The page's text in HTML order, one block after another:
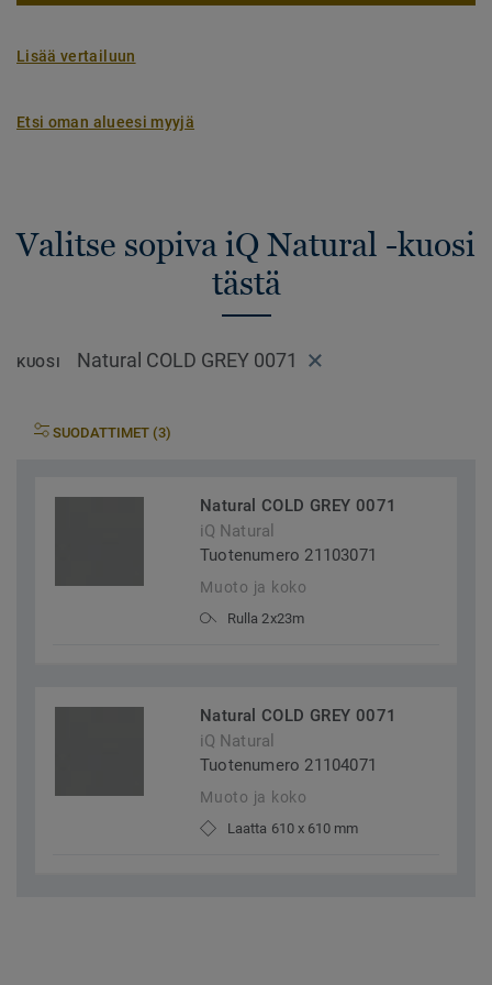
Lisää vertailuun
Etsi oman alueesi myyjä
Valitse sopiva iQ Natural -kuosi
tästä
KUOSI Natural COLD GREY 0071
SUODATTIMET (3)
Natural COLD GREY 0071
iQ Natural
Tuotenumero 21103071
Muoto ja koko
Rulla 2x23m
Natural COLD GREY 0071
iQ Natural
Tuotenumero 21104071
Muoto ja koko
Laatta 610 x 610 mm